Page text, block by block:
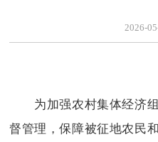
2026-
为加强农村集体经济组
督管理，保障被征地农民